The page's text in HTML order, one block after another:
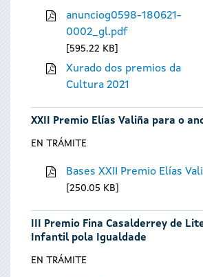
anunciog0598-180621-
0002_gl.pdf
595.22 KB
Xurado dos premios da
Cultura 2021
XXII Premio Elías Valiña para o
EN TRÁMITE
Bases XXII Premio Elías
250.05 KB
III Premio Fina Casalderrey de
Infantil pola Igualdade
EN TRÁMITE